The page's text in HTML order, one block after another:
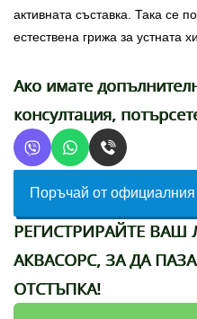
активната съставка. Така се
естествена грижа за устната
Ако имате
консултация,
Поръчай от
РЕГИСТРИРАЙТЕ
АКВАСОРС, ЗА ДА
ОТСТЪПКА!